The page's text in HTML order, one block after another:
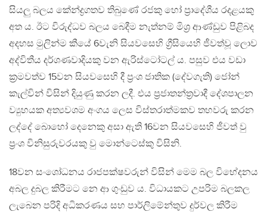
සියලු බලය කේන්ද්‍රගතව තිබුණේ රජකු හෝ ප්‍රාදේශීය රදළයකු
අත ය. ඊට විරුද්ධව බලය බෙදීම නැත්නම් මිශ්‍ර ආණ්ඩුව පිළිබද
අදහස මුලින්ම කීයේ 6වැනි සියවසෙහි ග්‍රීසියෙහි ජීවත්වූ ලොව
අද්විතීය දර්ශණවාදියකු වන ඇරිස්ටෝටල් ය. පසුව එය වඩා
ක්‍රමවත්ව 15වන සියවසෙහි දී ප්‍රංශ ජාතික (දේවගැති) ජෝන්
කැල්වින් විසින් දියුණු කරන ලදී. එය ප්‍රජාතන්ත්‍රවාදී දේශපාලන
ව්‍යුහයක අත්‍යවශම අංගය ලෙස විස්තරාත්මකව තහවරු කරන
ලද්දේ බොහෝ දෙනෙකු අසා ඇති 16වන සියවසෙහි ජීවත් වු
ප්‍රංශ විනිසුරුවරයකු වු මොන්ටෙස්කු විසිනි.
18වන සංශෝධනය රාජපක්ෂවරුන් විසින් මෙම බල විභේදනය
අබල දුබල කිරීමට නෙ ආ ගුංඩුව ය. විධායකට උපරිම බලකල
ලැබෙන පරිදි අධිකරණය සහ පාර්ලිමේන්තුව දුර්වල කිරීම